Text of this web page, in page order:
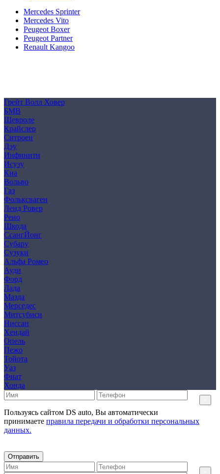
Mercedes Sprinter
Mercedes Vito
Peugeot Boxer
Peugeot Partner
Renault Kangoo
Грейт Волл Ховер
БМВ
Шевроле
Крайслер
Ситроен
Дэу
Инфинити
Исузу
Киа
Вольво
Газ
Фольксваген
Ленд Ровер
Рено
Шкода
СсангЙонг
Субару
Сузуки
Альфа Ромео
Ауди
Форд
Лада
Мазда
Мерседес
Митсубиси
Ниссан
Хендай
Опель
Пежо
Тойота
Уаз
Фиат
Хонда
Пользуясь сайтом DS auto, Вы автоматически
принимаете правила передачи и обработки персональных
данных.
Отправить